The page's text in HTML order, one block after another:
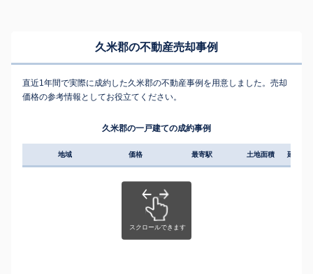
久米郡の不動産売却事例
直近1年間で実際に成約した久米郡の不動産事例を用意しました。売却
価格の参考情報としてお役立てください。
久米郡の一戸建ての成約事例
地域 価格 最寄駅 土地面積 延床面